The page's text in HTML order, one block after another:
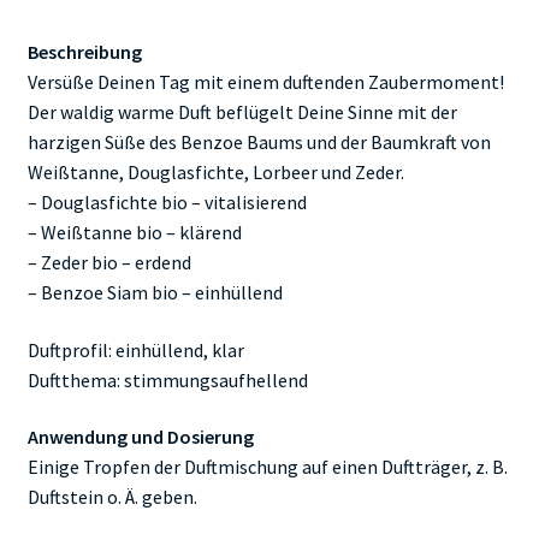
Beschreibung
Versüße Deinen Tag mit einem duftenden Zaubermoment!
Der waldig warme Duft beflügelt Deine Sinne mit der
harzigen Süße des Benzoe Baums und der Baumkraft von
Weißtanne, Douglasfichte, Lorbeer und Zeder.
– Douglasfichte bio – vitalisierend
– Weißtanne bio – klärend
– Zeder bio – erdend
– Benzoe Siam bio – einhüllend
Duftprofil: einhüllend, klar
Duftthema: stimmungsaufhellend
Anwendung und Dosierung
Einige Tropfen der Duftmischung auf einen Duftträger, z. B.
Duftstein o. Ä. geben.